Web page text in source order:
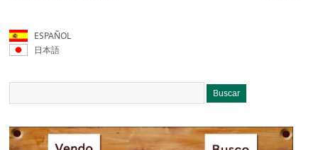
ESPAÑOL
日本語